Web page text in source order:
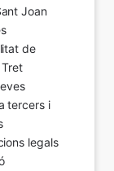
Joan
de
tercers i
legals